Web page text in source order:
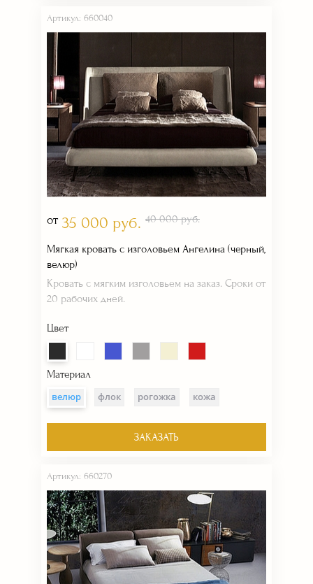
Артикул: 660040
от 35 000 руб. 40 000 руб.
Мягкая кровать с изголовьем Ангелина (черный,
велюр)
Кровать с мягким изголовьем на заказ. Сроки от
20 рабочих дней.
Цвет
Материал
велюр
флок рогожка кожа
ЗАКАЗАТЬ
Артикул: 660270